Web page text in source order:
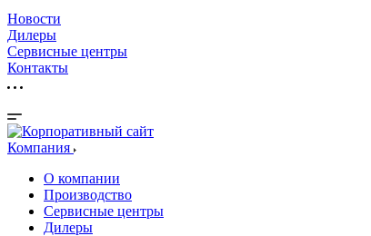
Новости
Дилеры
Сервисные центры
Контакты
Компания
О компании
Производство
Сервисные центры
Дилеры